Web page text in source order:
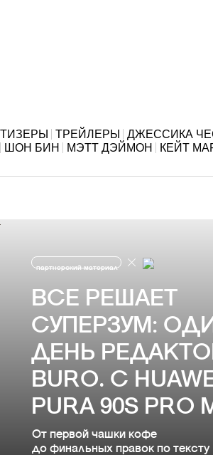
ТИЗЕРЫ ТРЕЙЛЕРЫ ДЖЕССИКА
ШОН БИН
МЭТТ ДЭЙМОН КЕЙТ
партнерский материал
ВСЕ РЕШАЕТ
СУПЕРЗУМ:
ДЕНЬ
BURO. С
PURA 90S PRO
От первой чашки кофе
до финальных правок по тексту